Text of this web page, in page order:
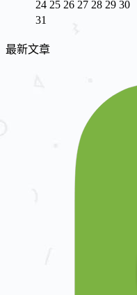
24 25 26 27 28 29 30
31
最新文章